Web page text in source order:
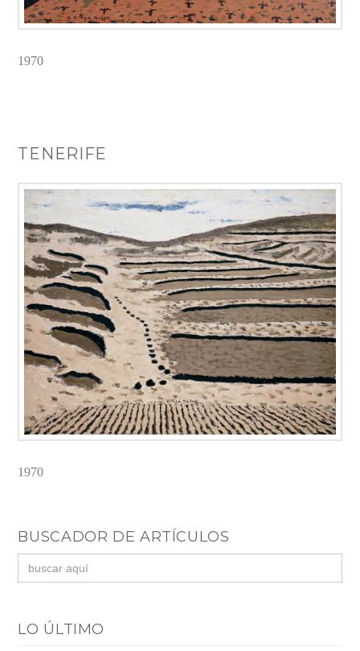
1970
TENERIFE
1970
BUSCADOR DE ARTÍCULOS
Buscar:
LO ÚLTIMO